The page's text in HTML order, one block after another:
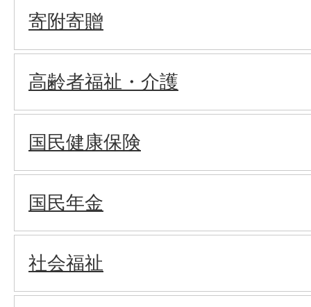
寄附寄贈
高齢者福祉・介護
国民健康保険
国民年金
社会福祉